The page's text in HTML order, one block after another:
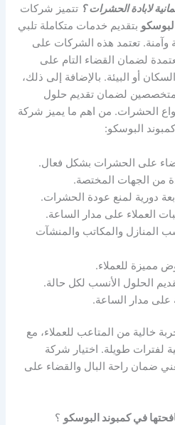
لابادة الحشرات ؟ تتميز شركات
بتقديم خدمات متكاملة تلبي
وآمنة. تعتمد هذه الشركات على
لضمان القضاء التام على
أو البيئة. بالإضافة إلى ذلك،
لضمان تقديم حلول
الحشرات. من اهم ما يميز شركة
البوسكو:
على الحشرات بشكل فعال.
من الجهات المختصة.
دورية لمنع عودة الحشرات.
العملاء على مدار الساعة.
المنازل والمكاتب والمنشآت
مميزة للعملاء.
الحلول الأنسب لكل حالة.
على مدار الساعة.
خالية من المتاعب للعملاء، مع
لفترات طويلة. اختيار شركة
ضمان راحة البال والقضاء على
في كمبوند البوسكو ؟